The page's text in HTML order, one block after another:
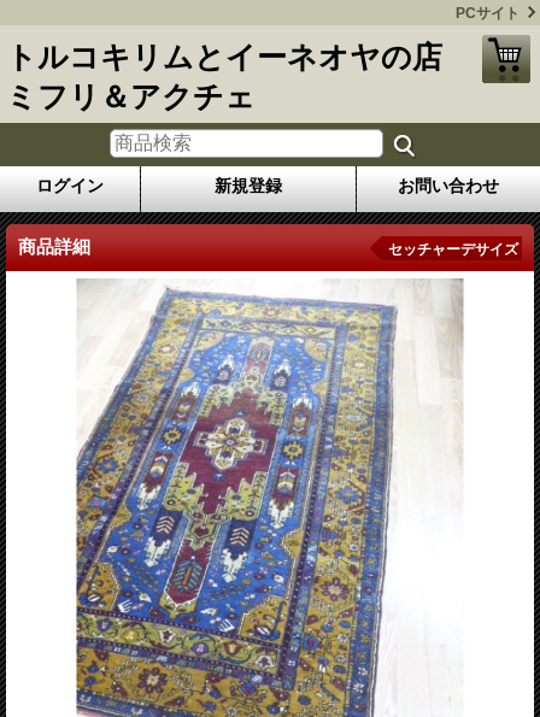
PCサイト
トルコキリムとイーネオヤの店
ミフリ＆アクチェ
ログイン 新規登録 お問い合わせ
商品詳細 セッチャーデサイズ